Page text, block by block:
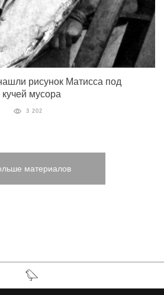
рисунок Матисса под
кучей мусора
3 202
материалов